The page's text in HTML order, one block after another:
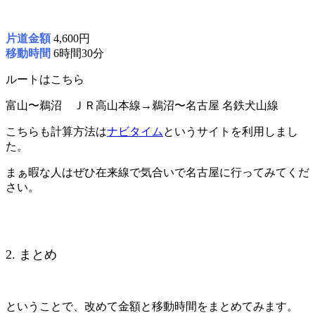
片道金額4,600円
移動時間 6時間30分
ルートはこちら
富山〜鵜沼 ＪＲ高山本線→鵜沼〜名古屋 名鉄犬山線
こちらも計算方法はナビタイム というサイトを利用しまし
た。
まぁ暇な人はぜひ在来線で気合いで名古屋に行ってみてくだ
さい。
2. まとめ
ということで、改めて金額と移動時間をまとめてみます。